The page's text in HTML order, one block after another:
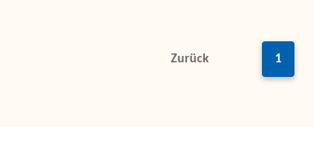
Zurück 1